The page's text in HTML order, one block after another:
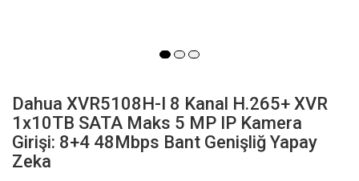
Dahua XVR5108H-I 8 Kanal H.265+ XVR
1x10TB SATA Maks 5 MP IP Kamera
Girişi: 8+4 48Mbps Bant Genişliğ Yapay
Zeka